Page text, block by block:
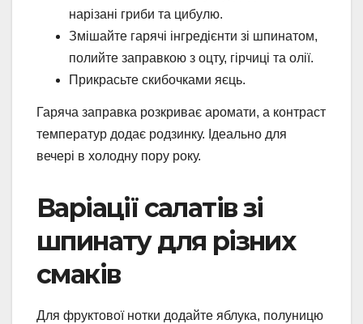
нарізані гриби та цибулю.
Змішайте гарячі інгредієнти зі шпинатом,
полийте заправкою з оцту, гірчиці та олії.
Прикрасьте скибочками яєць.
Гаряча заправка розкриває аромати, а контраст
температур додає родзинку. Ідеально для
вечері в холодну пору року.
Варіації салатів зі
шпинату для різних
смаків
Для фруктової нотки додайте яблука, полуницю